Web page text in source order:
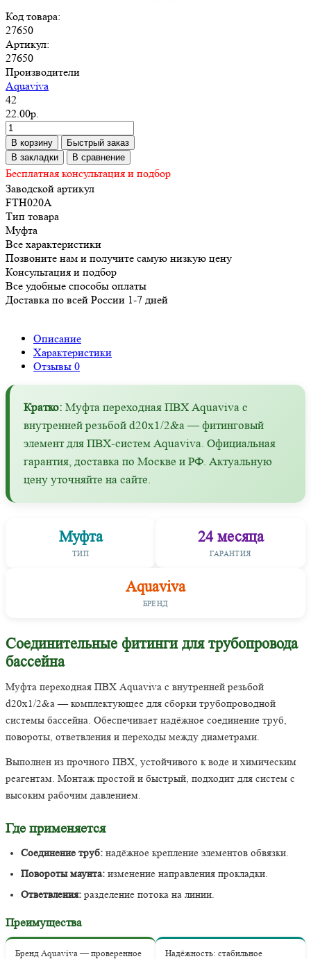
Код товара:
27650
Артикул:
27650
Производители
Aquaviva
42
22.00р.
В корзину
Быстрый заказ
В закладки
В сравнение
Бесплатная консультация и подбор
Заводской артикул
FTH020A
Тип товара
Муфта
Все характеристики
Позвоните нам и получите самую низкую цену
Консультация и подбор
Все удобные способы оплаты
Доставка по всей России 1-7 дней
Описание
Характеристики
Отзывы 0
Кратко: Муфта переходная ПВХ Aquaviva с
внутренней резьбой d20х1/2&a — фитинговый
элемент для ПВХ-систем Aquaviva. Официальная
гарантия, доставка по Москве и РФ. Актуальную
цену уточняйте на сайте.
Муфта
ТИП
24 месяца
ГАРАНТИЯ
Aquaviva
БРЕНД
Соединительные фитинги для трубопровода
бассейна
Муфта переходная ПВХ Aquaviva с внутренней резьбой
d20х1/2&a — комплектующее для сборки трубопроводной
системы бассейна. Обеспечивает надёжное соединение труб,
повороты, ответвления и переходы между диаметрами.
Выполнен из прочного ПВХ, устойчивого к воде и химическим
реагентам. Монтаж простой и быстрый, подходит для систем с
высоким рабочим давлением.
Где применяется
Соединение труб: надёжное крепление элементов обвязки.
Повороты маунта: изменение направления прокладки.
Ответвления: разделение потока на линии.
Преимущества
Бренд Aquaviva — проверенное
Надёжность: стабильное